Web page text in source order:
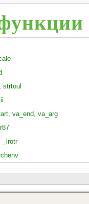
strtoul
va_end, va_arg
_lrotr